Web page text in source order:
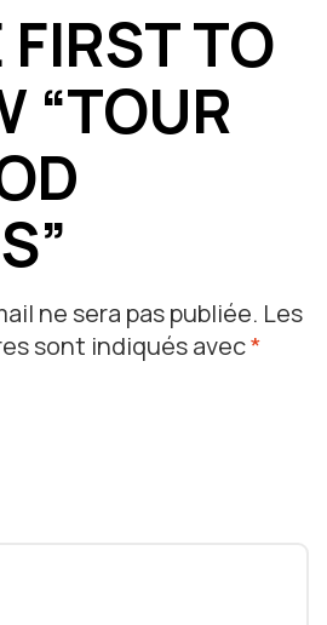
FIRST TO
“TOUR
ne sera pas publiée. Les
sont indiqués avec*